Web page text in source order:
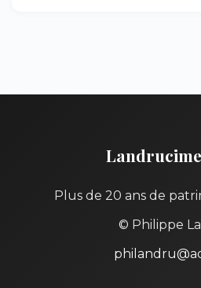
Plus de 20 ans de
© Philippe